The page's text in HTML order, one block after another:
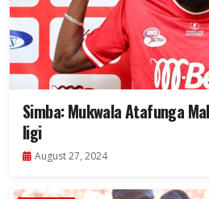
Simba: Mukwala Atafunga
ligi
August 27, 2024